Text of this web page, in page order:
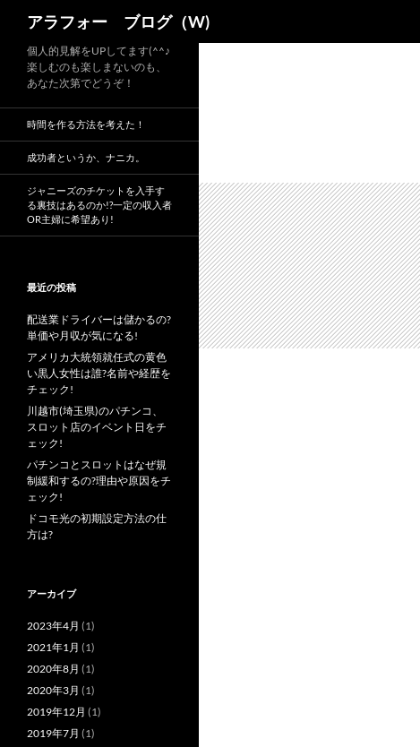
ツ
アラフォー ブログ（W)
個人的見解をUPしてます(^^♪
楽しむのも楽しまないのも、
あなた次第でどうぞ！
時間を作る方法を考えた！
成功者というか、ナニカ。
ジャニーズのチケットを入手す
る裏技はあるのか!?一定の収入者
OR主婦に希望あり!
最近の投稿
配送業ドライバーは儲かるの?
単価や月収が気になる!
アメリカ大統領就任式の黄色
い黒人女性は誰?名前や経歴を
チェック!
川越市(埼玉県)のパチンコ、
スロット店のイベント日をチ
ェック!
パチンコとスロットはなぜ規
制緩和するの?理由や原因をチ
ェック!
ドコモ光の初期設定方法の仕
方は?
アーカイブ
2023年4月 (1)
2021年1月 (1)
2020年8月 (1)
2020年3月 (1)
2019年12月 (1)
2019年7月 (1)